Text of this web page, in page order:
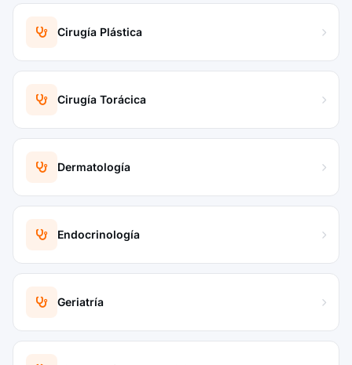
Cirugía Plástica
Cirugía Torácica
Dermatología
Endocrinología
Geriatría